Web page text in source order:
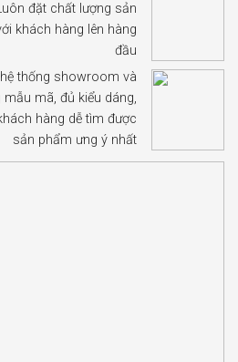
đặt chất lượng sản
khách hàng lên hàng
đầu
thống showroom và
mã, đủ kiểu dáng,
hàng dễ tìm được
sản phẩm ưng ý nhất